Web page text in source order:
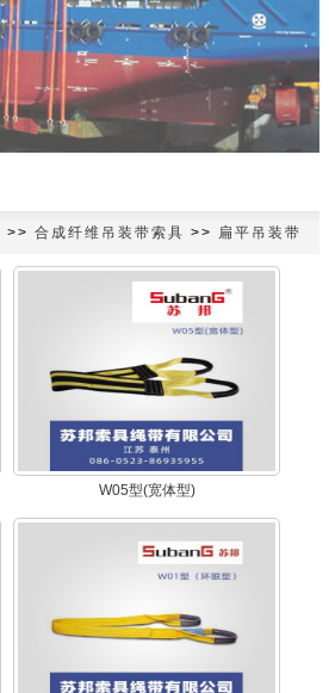
>> 合成纤维吊装带索具 >> 扁平吊装带
W05型(宽体型)